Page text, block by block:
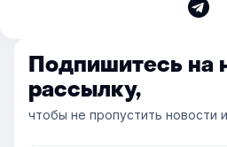
Подпишитесь на
рассылку,
чтобы не пропустить новости